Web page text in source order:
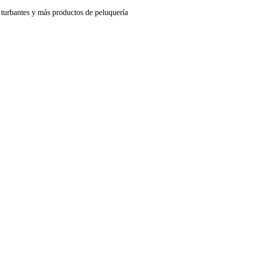
y más productos de peluquería